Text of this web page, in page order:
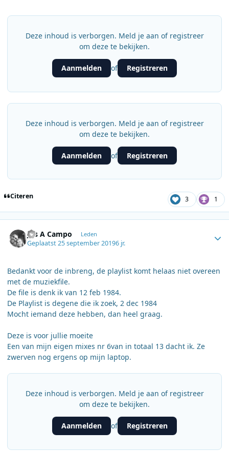
Deze inhoud is verborgen. Meld je aan of registreer
om deze te bekijken.
Aanmelden of Registreren
Deze inhoud is verborgen. Meld je aan of registreer
om deze te bekijken.
Aanmelden of Registreren
Citeren 3 1
Jos A Campo Leden
Geplaatst25 september 20196 jr.
Bedankt voor de inbreng, de playlist komt helaas niet overeen
met de muziekfile.
De file is denk ik van 12 feb 1984.
De Playlist is degene die ik zoek, 2 dec 1984
Mocht iemand deze hebben, dan heel graag.
Deze is voor jullie moeite
Een van mijn eigen mixes nr 6van in totaal 13 dacht ik. Ze
zwerven nog ergens op mijn laptop.
Deze inhoud is verborgen. Meld je aan of registreer
om deze te bekijken.
Aanmelden of Registreren